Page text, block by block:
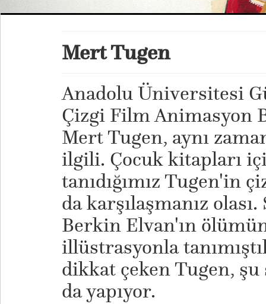
Mert Tugen
Anadolu Üniversitesi
Çizgi Film Animasyon
Mert Tugen, aynı
ilgili. Çocuk kitapları
tanıdığımız Tugen'in
da karşılaşmanız
Berkin Elvan'ın
illüstrasyonla
dikkat çeken Tugen, şu
da yapıyor.